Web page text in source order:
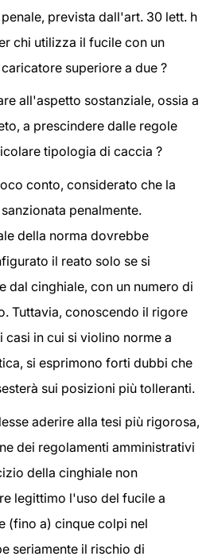
prevista dall'art. 30 lett. h
chi utilizza il fucile con un
superiore a due ?
all'aspetto sostanziale, ossia a
a prescindere dalle regole
tipologia di caccia ?
conto, considerato che la
penalmente.
della norma dovrebbe
il reato solo se si
dal cinghiale, con un numero di
Tuttavia, conoscendo il rigore
in cui si violino norme a
si esprimono forti dubbi che
sui posizioni più tolleranti.
aderire alla tesi più rigorosa,
dei regolamenti amministrativi
della cinghiale non
legittimo l'uso del fucile a
(fino a) cinque colpi nel
seriamente il rischio di